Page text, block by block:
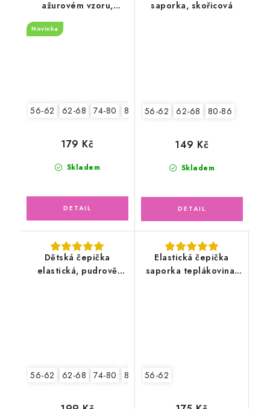
ažurovém vzoru,
zelená mojito
Novinka
56-62 62-68 74-80 80-86
Skladem
179 Kč
saporka, skořicová
56-62 62-68 80-86
Skladem
149 Kč
Dětská čepička
elastická, pudrově
56-62 62-68 74-80 80-86
Elastická čepička
saporka teplákovina,
56-62